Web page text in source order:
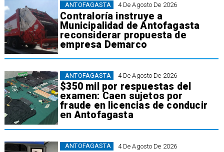
4 De Agosto De 2026
Contraloría instruye a
Municipalidad de Antofagasta
reconsiderar propuesta de
empresa Demarco
ANTOFAGASTA
4 De Agosto De 2026
$350 mil por respuestas del
examen: Caen sujetos por
fraude en licencias de conducir
en Antofagasta
ANTOFAGASTA
4 De Agosto De 2026
ANTOFAGASTA